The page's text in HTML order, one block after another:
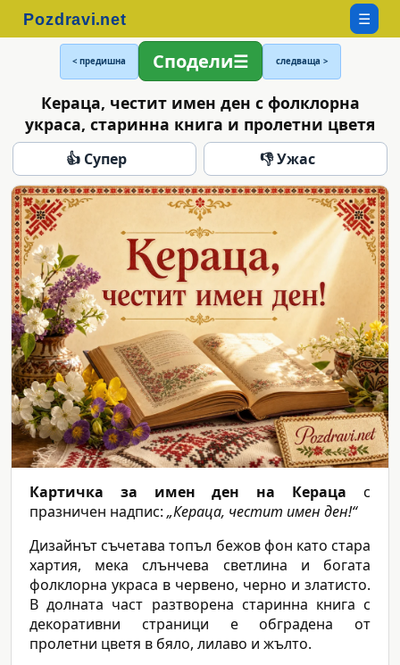
☰
< предишна Сподели следваща >
Кераца, честит имен ден с фолклорна
украса, старинна книга и пролетни цветя
👍 Супер 👎 Ужас
Картичка за имен ден на Кераца с
празничен надпис: „Кераца, честит имен ден!“
Дизайнът съчетава топъл бежов фон като стара
хартия, мека слънчева светлина и богата
фолклорна украса в червено, черно и златисто.
В долната част разтворена старинна книга с
декоративни страници е обградена от
пролетни цветя в бяло, лилаво и жълто.